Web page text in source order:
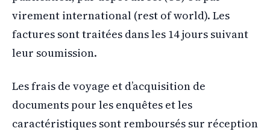
virement international (rest of world). Les
factures sont traitées dans les 14 jours suivant
leur soumission.
Les frais de voyage et d’acquisition de
documents pour les enquêtes et les
caractéristiques sont remboursés sur réception